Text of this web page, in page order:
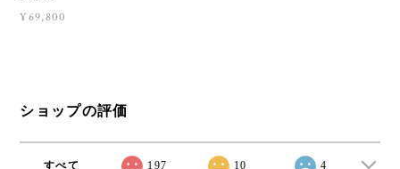
¥69,800
ショップの評価
すべて 197 10 4